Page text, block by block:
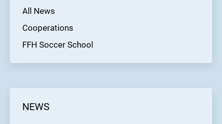
All News
Cooperations
FFH Soccer School
NEWS